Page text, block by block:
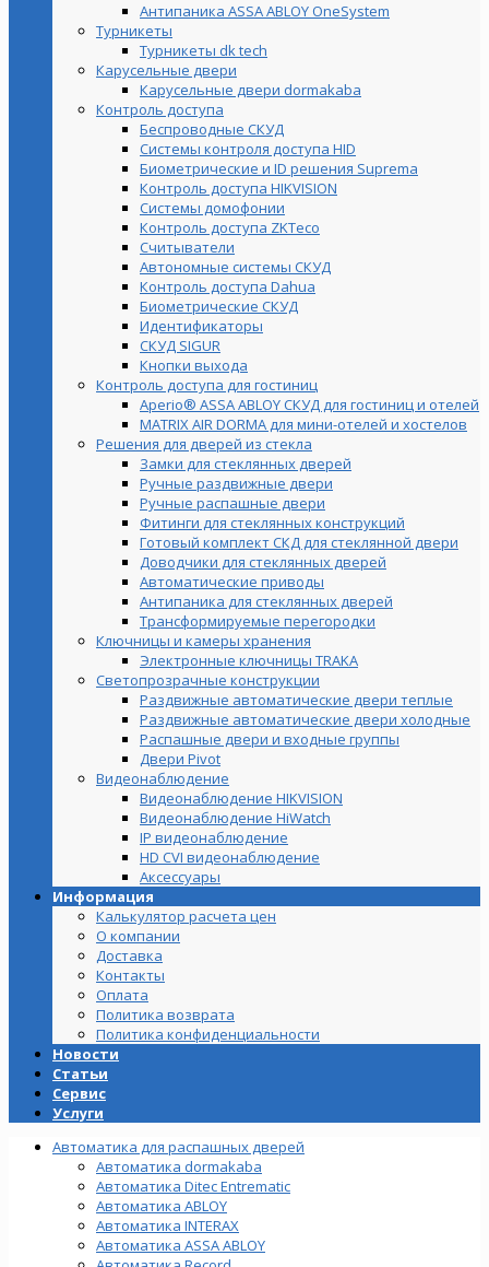
Антипаника ASSA ABLOY OneSystem
Турникеты
Турникеты dk tech
Карусельные двери
Карусельные двери dormakaba
Контроль доступа
Беспроводные СКУД
Системы контроля доступа HID
Биометрические и ID решения Suprema
Контроль доступа HIKVISION
Системы домофонии
Контроль доступа ZKTeco
Считыватели
Автономные системы СКУД
Контроль доступа Dahua
Биометрические СКУД
Идентификаторы
СКУД SIGUR
Кнопки выхода
Контроль доступа для гостиниц
Aperio® ASSA ABLOY СКУД для гостиниц и отелей
MATRIX AIR DORMA для мини-отелей и хостелов
Решения для дверей из стекла
Замки для стеклянных дверей
Ручные раздвижные двери
Ручные распашные двери
Фитинги для стеклянных конструкций
Готовый комплект СКД для стеклянной двери
Доводчики для стеклянных дверей
Автоматические приводы
Антипаника для стеклянных дверей
Трансформируемые перегородки
Ключницы и камеры хранения
Электронные ключницы TRAKA
Светопрозрачные конструкции
Раздвижные автоматические двери теплые
Раздвижные автоматические двери холодные
Распашные двери и входные группы
Двери Pivot
Видеонаблюдение
Видеонаблюдение HIKVISION
Видеонаблюдение HiWatch
IP видеонаблюдение
HD CVI видеонаблюдение
Аксессуары
Информация
Калькулятор расчета цен
О компании
Доставка
Контакты
Оплата
Политика возврата
Политика конфиденциальности
Новости
Статьи
Сервис
Услуги
Автоматика для распашных дверей
Автоматика dormakaba
Автоматика Ditec Entrematic
Автоматика ABLOY
Автоматика INTERAX
Автоматика ASSA ABLOY